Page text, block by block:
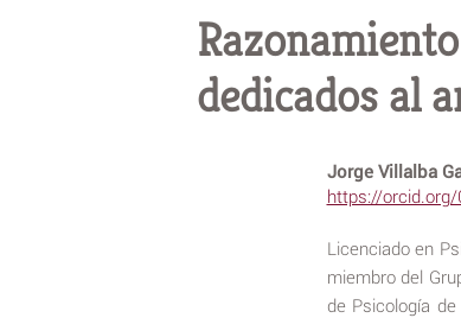
dedicados al
Jorge Villalba
https://
Licenciado en
miembro del
de Psicología